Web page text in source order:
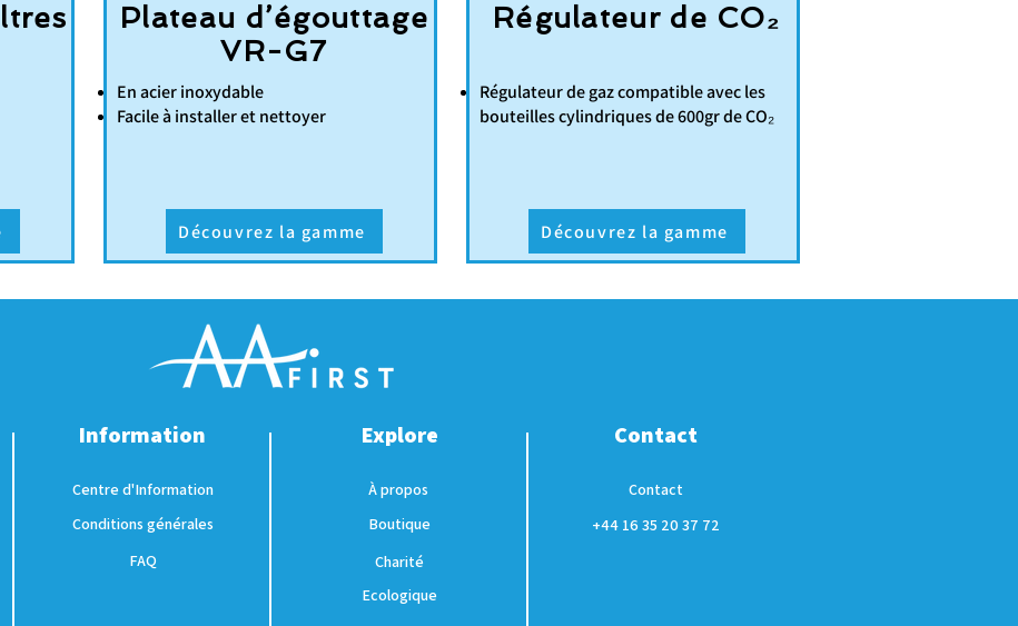
Plateau d’égouttage
VR-G7
En acier inoxydable
Facile à installer et nettoyer
Découvrez la gamme
Régulateur de CO₂
Régulateur de gaz compatible avec les
bouteilles cylindriques de 600gr de CO₂
Découvrez la gamme
Information Explore Contact
Centre d'Information À propos
Contact
Conditions générales Boutique
+44 16 35 20 37 72
FAQ
Charité
Ecologique